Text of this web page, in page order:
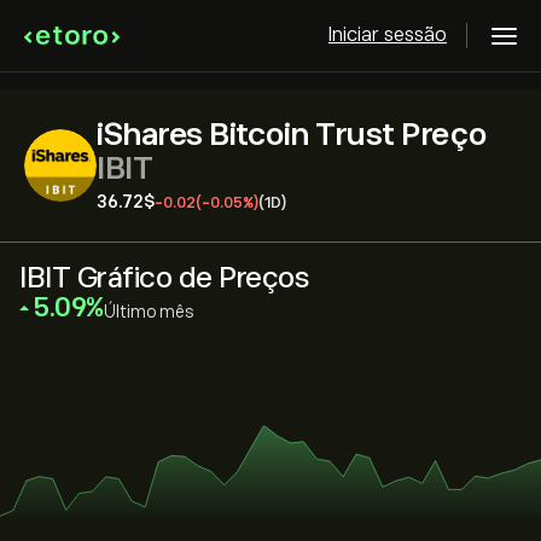
Iniciar sessão
iShares Bitcoin Trust Preço
IBIT
36.72‎$‎-0.02(-0.05%)(1D)
IBIT Gráfico de Preços
‎5.09‎ Último mês